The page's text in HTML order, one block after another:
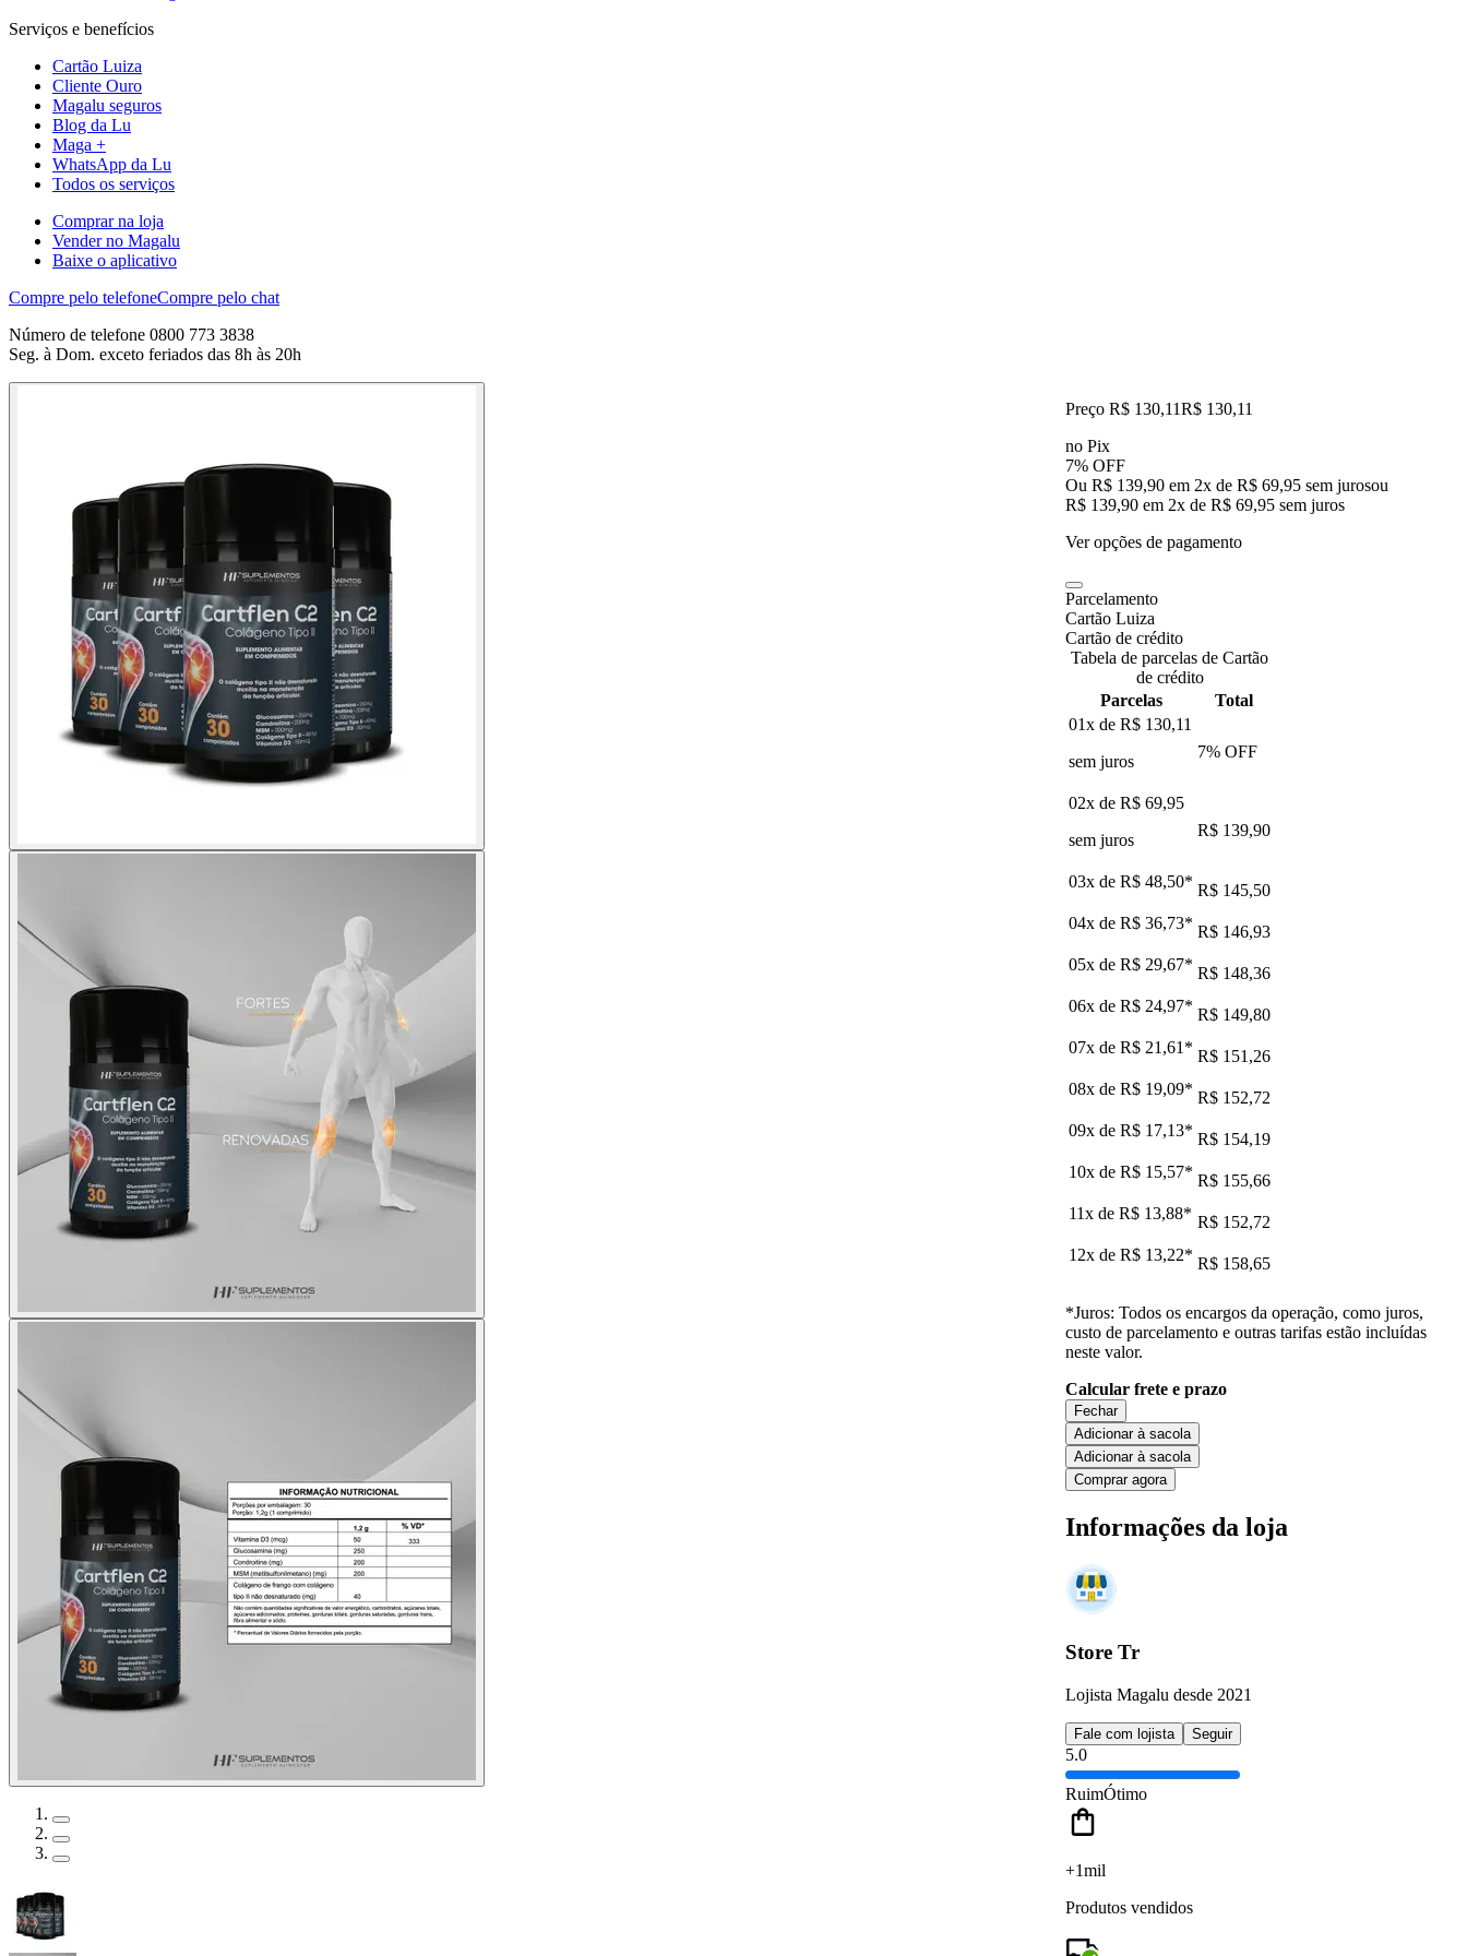
Serviços e benefícios
Cartão Luiza
Cliente Ouro
Magalu seguros
Blog da Lu
Maga +
WhatsApp da Lu
Todos os serviços
Comprar na loja
Vender no Magalu
Baixe o aplicativo
Compre pelo telefoneCompre pelo chat
Número de telefone 0800 773 3838
Seg. à Dom. exceto feriados das 8h às 20h
Preço R$ 130,11R$ 130,11
no Pix
7% OFF
Ou R$ 139,90 em 2x de R$ 69,95 sem jurosou
R$ 139,90 em 2x de R$ 69,95 sem juros
Ver opções de pagamento
Parcelamento
Cartão Luiza
Cartão de crédito
Tabela de parcelas de Cartão
de crédito
Parcelas
Total
01x de R$ 130,11
sem juros
7% OFF
02x de R$ 69,95
sem juros
R$ 139,90
03x de R$ 48,50* R$ 145,50
04x de R$ 36,73* R$ 146,93
05x de R$ 29,67* R$ 148,36
06x de R$ 24,97* R$ 149,80
07x de R$ 21,61 * R$ 151,26
08x de R$ 19,09* R$ 152,72
09x de R$ 17,13* R$ 154,19
10x de R$ 15,57* R$ 155,66
11x de R$ 13,88* R$ 152,72
12x de R$ 13,22* R$ 158,65
*Juros: Todos os encargos da operação, como juros,
custo de parcelamento e outras tarifas estão incluídas
neste valor.
Calcular frete e prazo
Fechar
Adicionar à sacola
Adicionar à sacola
Comprar agora
Informações da loja
Store Tr
Lojista Magalu desde 2021
Fale com lojista Seguir
5.0
RuimÓtimo
+1mil
Produtos vendidos